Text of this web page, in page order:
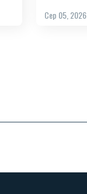
Сер 05, 2026